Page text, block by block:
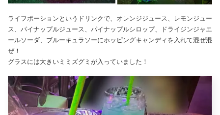
ライフポーションというドリンクで、オレンジジュース、レモンジュー
ス、パイナップルジュース、パイナップルシロップ、ドライジンジャエ
ールソーダ、ブルーキュラソーにホッピングキャンディを入れて混ぜ混
ぜ！
グラスには大きいミミズグミが入っていました！